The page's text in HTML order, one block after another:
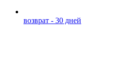
возврат - 30 дней